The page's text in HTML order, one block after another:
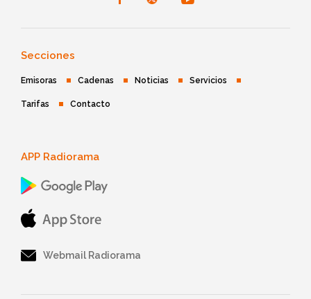
Secciones
Emisoras Cadenas Noticias Servicios
Tarifas Contacto
APP Radiorama
Webmail Radiorama